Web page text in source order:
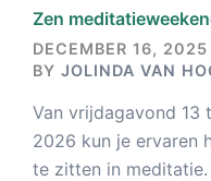
Zen
DECEMBER 16,
BY JOLINDA VAN
Van vrijdagavond 13
2026 kun je ervaren
te zitten in